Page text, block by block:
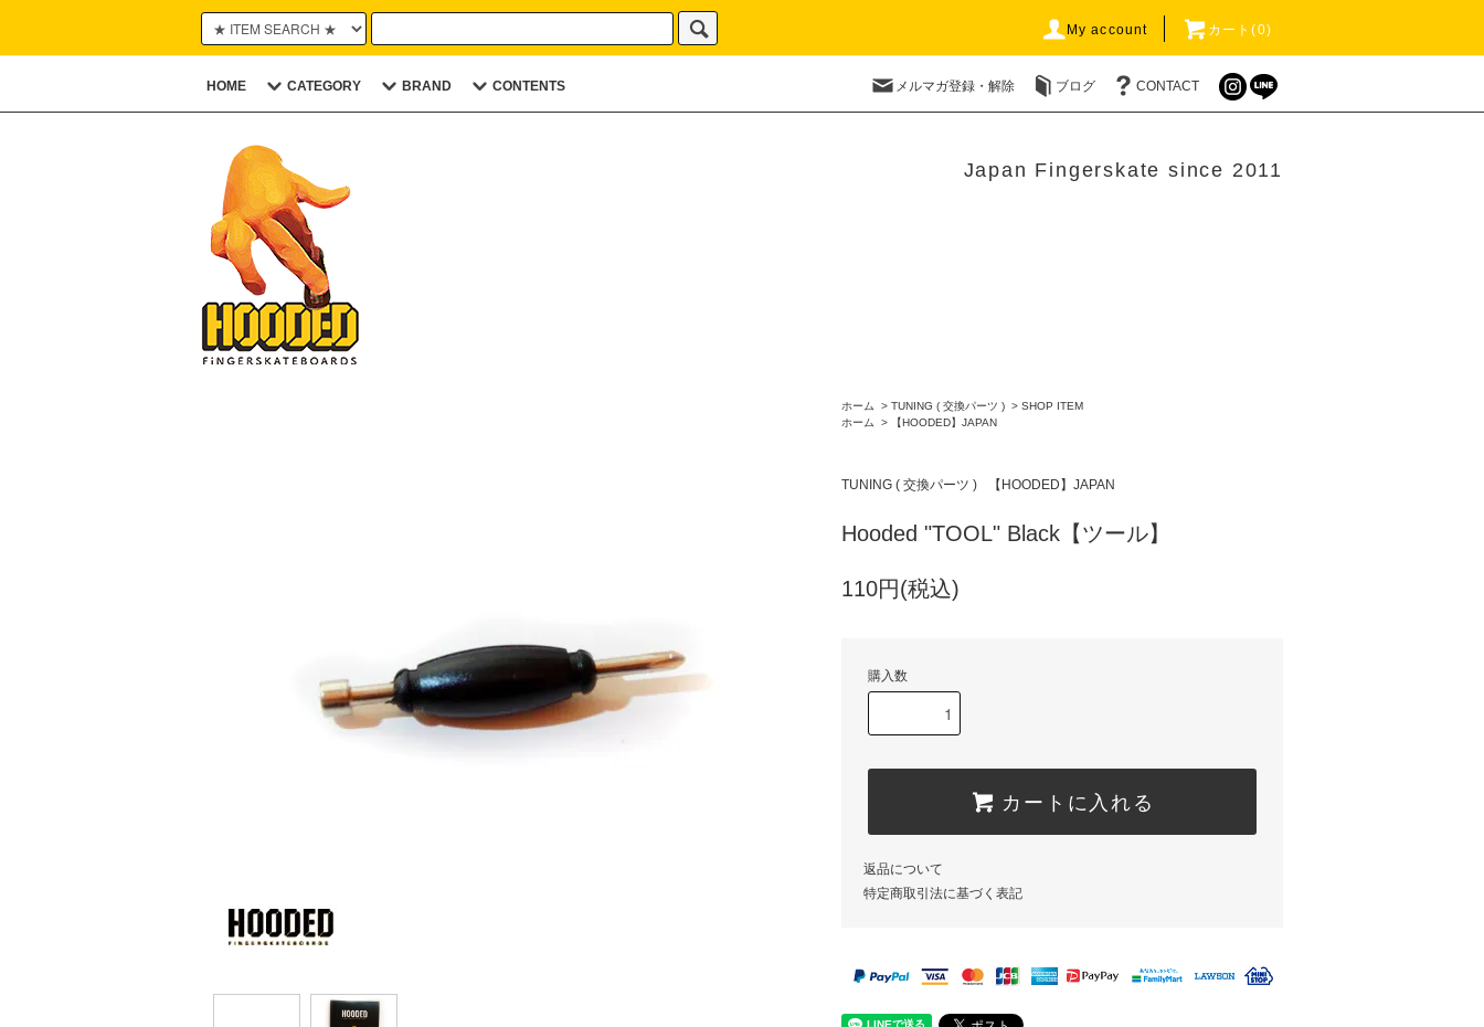
My account カート(0)
HOME CATEGORY BRAND CONTENTS メルマガ登録・解除 ブログ CONTACT
Japan Fingerskate since 2011
ホーム > TUNING ( 交換パーツ ) > SHOP ITEM
ホーム
> 【HOODED】JAPAN
TUNING ( 交換パーツ ) 【HOODED】JAPAN
Hooded "TOOL" Black【ツール】
110円(税込)
購入数
カートに入れる
返品について
特定商取引法に基づく表記